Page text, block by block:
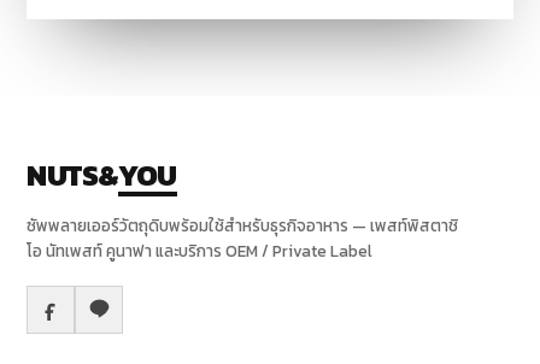
NUTS&YOU
ซัพพลายเออร์วัตถุดิบพร้อมใช้สำหรับธุรกิจอาหาร — เพสท์พิสตาชิ
โอ นัทเพสท์ คูนาฟา และบริการ OEM / Private Label